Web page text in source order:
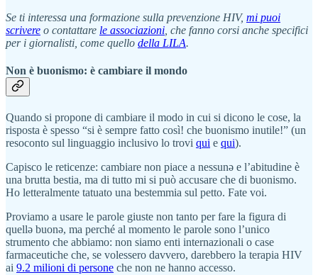
Se ti interessa una formazione sulla prevenzione HIV, mi puoi
scrivere o contattare le associazioni , che fanno corsi anche specifici
per i giornalisti, come quello della LILA.
Non è buonismo: è cambiare il mondo
Quando si propone di cambiare il modo in cui si dicono le cose, la
risposta è spesso “si è sempre fatto così! che buonismo inutile!” (un
resoconto sul linguaggio inclusivo lo trovi qui e qui).
Capisco le reticenze: cambiare non piace a nessunə e l’abitudine è
una brutta bestia, ma di tutto mi si può accusare che di buonismo.
Ho letteralmente tatuato una bestemmia sul petto. Fate voi.
Proviamo a usare le parole giuste non tanto per fare la figura di
quellə buonə, ma perché al momento le parole sono l’unico
strumento che abbiamo: non siamo enti internazionali o case
farmaceutiche che, se volessero davvero, darebbero la terapia HIV
ai 9.2 milioni di persone che non ne hanno accesso.